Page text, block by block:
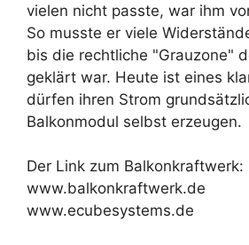
vielen nicht passte, war ihm
So musste er viele
bis die rechtliche "Grauzone"
geklärt war. Heute ist eines
dürfen ihren Strom
Balkonmodul selbst erzeugen.
Der Link zum Balkonkraftwerk:
www.balkonkraftwerk.de
www.ecubesystems.de